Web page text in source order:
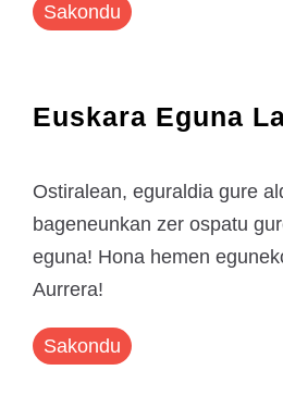
Sakondu
Euskara Eguna
Ostiralean, eguraldia gure
bageneunkan zer ospatu
eguna! Hona hemen
Aurrera!
Sakondu